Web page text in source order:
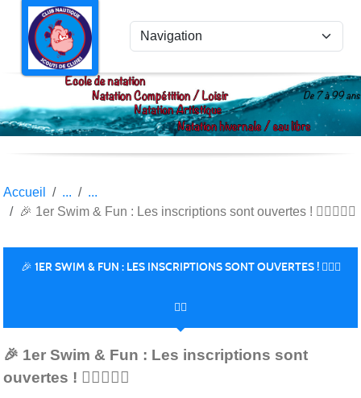
Accueil
🎉 1er Swim & Fun : Les inscriptions sont ouvertes ! 🏊‍♂️💦🏃‍♀️
🎉 1ER SWIM & FUN : LES INSCRIPTIONS SONT OUVERTES ! 🏊‍♂️💦
🏃‍♀️
🎉 1er Swim & Fun : Les inscriptions sont
ouvertes ! 🏊‍♂️💦🏃‍♀️
Panneau de gestion des cookies